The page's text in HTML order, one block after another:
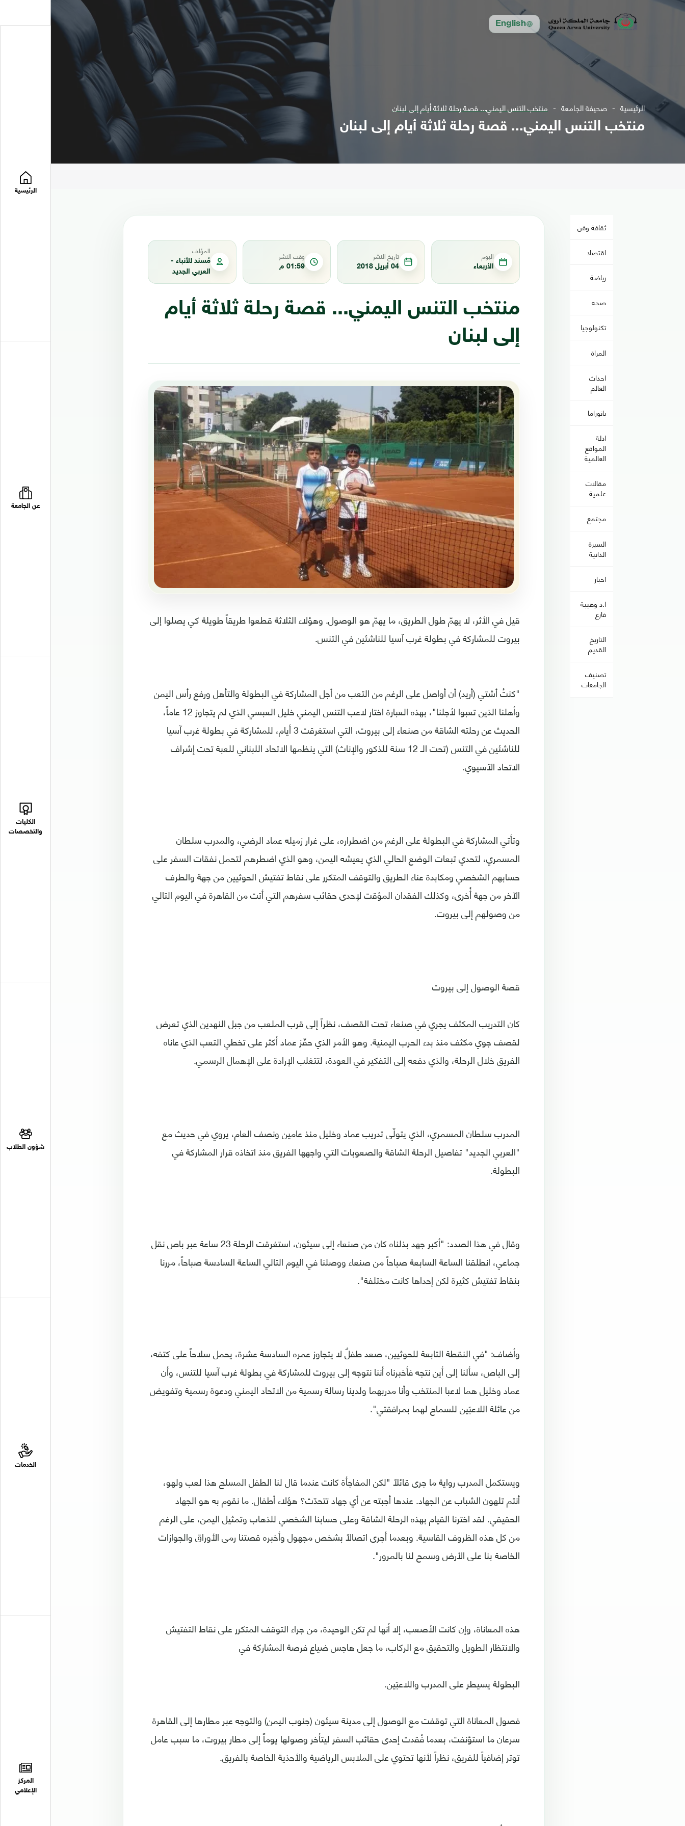
English
الرئيسية
عن الجامعة
الكليات
والتخصصات
شؤون الطلاب
الخدمات
المركز
الإعلامي
الرئيسية صحيفة الجامعة منتخب التنس اليمني... قصة رحلة ثلاثة أيام إلى لبنان
منتخب التنس اليمني... قصة رحلة ثلاثة أيام إلى لبنان
ثقافة وفن
اقتصاد
رياضة
صحه
تكنولوجيا
المراة
احداث
العالم
بانوراما
ادلة
المواقع
العالمية
مقالات
علمية
مجتمع
السيرة
الذاتية
اخبار
ا.د وهيبة
فارع
التاريخ
القديم
تصنيف
الجامعات
اليوم
الأربعاء
تاريخ النشر
04 أبريل 2018
وقت النشر
01:59 م
المؤلف
مُسند للأنباء -
العربي الجديد
منتخب التنس اليمني... قصة رحلة ثلاثة أيام
إلى لبنان
قيل في الأثر، لا يهمّ طول الطريق، ما يهمّ هو الوصول. وهؤلاء الثلاثة قطعوا طريقاً طويلة كي يصلوا إلى
بيروت للمشاركة في بطولة غرب آسيا للناشئين في التنس.
"كنتُ أشتي (أريد) أن أواصل على الرغم من التعب من أجل المشاركة في البطولة والتأهل ورفع رأس اليمن
وأهلنا الذين تعبوا لأجلنا"، بهذه العبارة اختار لاعب التنس اليمني خليل العبسي الذي لم يتجاوز 12 عاماً،
الحديث عن رحلته الشاقة من صنعاء إلى بيروت، التي استغرقت 3 أيام، للمشاركة في بطولة غرب آسيا
للناشئين في التنس (تحت الـ 12 سنة للذكور والإناث) التي ينظمها الاتحاد اللبناني للعبة تحت إشراف
الاتحاد الآسيوي.
وتأتي المشاركة في البطولة على الرغم من اضطراره، على غرار زميله عماد الرضي، والمدرب سلطان
المسمري، لتحدي تبعات الوضع الحالي الذي يعيشه اليمن، وهو الذي اضطرهم لتحمل نفقات السفر على
حسابهم الشخصي ومكابدة عناء الطريق والتوقف المتكرر على نقاط تفتيش الحوثيين من جهة والطرف
الآخر من جهة أُخرى، وكذلك الفقدان المؤقت لإحدى حقائب سفرهم التي أتت من القاهرة في اليوم التالي
من وصولهم إلى بيروت.
قصة الوصول إلى بيروت
كان التدريب المكثف يجري في صنعاء تحت القصف، نظراً إلى قرب الملعب من جبل النهدين الذي تعرض
لقصف جوي مكثف منذ بدء الحرب اليمنية. وهو الأمر الذي حفّز عماد أكثر على تخطي التعب الذي عاناه
الفريق خلال الرحلة، والذي دفعه إلى التفكير في العودة، لتتغلب الإرادة على الإهمال الرسمي.
المدرب سلطان المسمري، الذي يتولّى تدريب عماد وخليل منذ عامين ونصف العام، يروي في حديث مع
"العربي الجديد" تفاصيل الرحلة الشاقة والصعوبات التي واجهها الفريق منذ اتخاذه قرار المشاركة في
البطولة.
وقال في هذا الصدد: "أكبر جهد بذلناه كان من صنعاء إلى سيئون، استغرقت الرحلة 23 ساعة عبر باص نقل
جماعي، انطلقنا الساعة السابعة صباحاً من صنعاء ووصلنا في اليوم التالي الساعة السادسة صباحاً، مررنا
بنقاط تفتيش كثيرة لكن إحداها كانت مختلفة".
وأضاف: "في النقطة التابعة للحوثيين، صعد طفلٌ لا يتجاوز عمره السادسة عشرة، يحمل سلاحاً على كتفه،
إلى الباص، سألنا إلى أين نتجه فأخبرناه أننا نتوجه إلى بيروت للمشاركة في بطولة غرب آسيا للتنس، وأن
عماد وخليل هما لاعبا المنتخب وأنا مدربهما ولدينا رسالة رسمية من الاتحاد اليمني ودعوة رسمية وتفويض
من عائلة اللاعبَين للسماح لهما بمرافقتي".
ويستكمل المدرب رواية ما جرى قائلاً "لكن المفاجأة كانت عندما قال لنا الطفل المسلح هذا لعب ولهو،
أنتم تلهون الشباب عن الجهاد. عندها أجبته عن أي جهاد تتحدّث؟ هؤلاء أطفال. ما نقوم به هو الجهاد
الحقيقي. لقد اخترنا القيام بهذه الرحلة الشاقة وعلى حسابنا الشخصي للذهاب وتمثيل اليمن، على الرغم
من كل هذه الظروف القاسية. وبعدما أجرى اتصالاً بشخص مجهول وأخبره قصتنا رمى الأوراق والجوازات
الخاصة بنا على الأرض وسمح لنا بالمرور".
هذه المعاناة، وإن كانت الأصعب، إلا أنها لم تكن الوحيدة، من جراء التوقف المتكرر على نقاط التفتيش
والانتظار الطويل والتحقيق مع الركاب، ما جعل هاجس ضياع فرصة المشاركة في
البطولة يسيطر على المدرب واللاعبَين.
فصول المعاناة التي توقفت مع الوصول إلى مدينة سيئون (جنوب اليمن) والتوجه عبر مطارها إلى القاهرة
سرعان ما استؤنفت، بعدما فُقدت إحدى حقائب السفر ليتأخر وصولها يوماً إلى مطار بيروت، ما سبب عامل
توتر إضافياً للفريق، نظراً لأنها تحتوي على الملابس الرياضية والأحذية الخاصة بالفريق.